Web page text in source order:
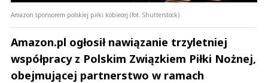
Amazon sponsorem polskiej piłki kobiecej (fot. Shutterstock)
Amazon.pl ogłosił nawiązanie trzyletniej
współpracy z Polskim Związkiem Piłki Nożnej,
obejmującej partnerstwo w ramach